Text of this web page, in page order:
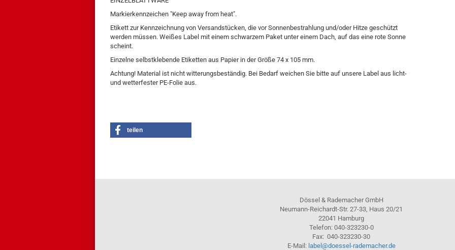
Markierkennzeichen "Keep away from heat".
Etikett zur Kennzeichnung von Versandstücken, die vor Sonnenbestrahlung und/oder Hitze geschützt
werden müssen. Weißes Label mit einem schwarzem Paket unter einem Dach, auf das eine rote Sonne
scheint.
Einzelne selbstklebende Etiketten aus Papier in der Größe 74 x 105 mm.
Achtung! Material ist nicht witterungsbeständig. Bei Bedarf weichen Sie bitte auf unsere Label aus licht-
und wetterfester PE-Folie aus.
teilen
Dössel & Rademacher GmbH
Neumann-Reichardt-Str. 27-33, Haus 20/21
22041 Hamburg
Telefon: 040-323230-0
Fax: 040-323230-30
E-Mail: label@doessel-rademacher.de